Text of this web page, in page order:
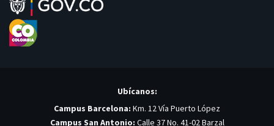
Ubícanos:
Campus Barcelona: Km. 12 Vía Puerto López
Campus San Antonio: Calle 37 No. 41-02 Barzal